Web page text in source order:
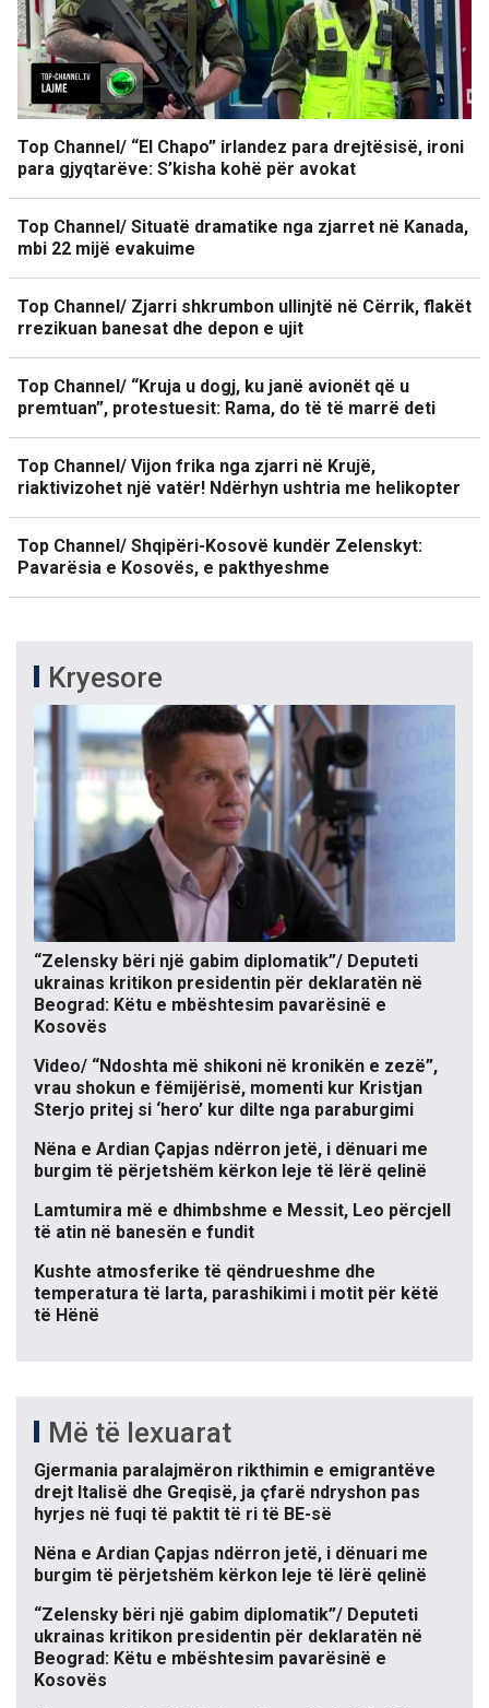
Top Channel/ “El Chapo” irlandez para drejtësisë, ironi
para gjyqtarëve: S’kisha kohë për avokat
Top Channel/ Situatë dramatike nga zjarret në Kanada,
mbi 22 mijë evakuime
Top Channel/ Zjarri shkrumbon ullinjtë në Cërrik, flakët
rrezikuan banesat dhe depon e ujit
Top Channel/ “Kruja u dogj, ku janë avionët që u
premtuan”, protestuesit: Rama, do të të marrë deti
Top Channel/ Vijon frika nga zjarri në Krujë,
riaktivizohet një vatër! Ndërhyn ushtria me helikopter
Top Channel/ Shqipëri-Kosovë kundër Zelenskyt:
Pavarësia e Kosovës, e pakthyeshme
Kryesore
“Zelensky bëri një gabim diplomatik”/ Deputeti
ukrainas kritikon presidentin për deklaratën në
Beograd: Këtu e mbështesim pavarësinë e
Kosovës
Video/ “Ndoshta më shikoni në kronikën e zezë”,
vrau shokun e fëmijërisë, momenti kur Kristjan
Sterjo pritej si ‘hero’ kur dilte nga paraburgimi
Nëna e Ardian Çapjas ndërron jetë, i dënuari me
burgim të përjetshëm kërkon leje të lërë qelinë
Lamtumira më e dhimbshme e Messit, Leo përcjell
të atin në banesën e fundit
Kushte atmosferike të qëndrueshme dhe
temperatura të larta, parashikimi i motit për këtë
të Hënë
Më të lexuarat
Gjermania paralajmëron rikthimin e emigrantëve
drejt Italisë dhe Greqisë, ja çfarë ndryshon pas
hyrjes në fuqi të paktit të ri të BE-së
Nëna e Ardian Çapjas ndërron jetë, i dënuari me
burgim të përjetshëm kërkon leje të lërë qelinë
“Zelensky bëri një gabim diplomatik”/ Deputeti
ukrainas kritikon presidentin për deklaratën në
Beograd: Këtu e mbështesim pavarësinë e
Kosovës